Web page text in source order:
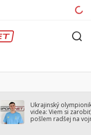
Ukrajinský
videa: Viem si
pošlem radšej na